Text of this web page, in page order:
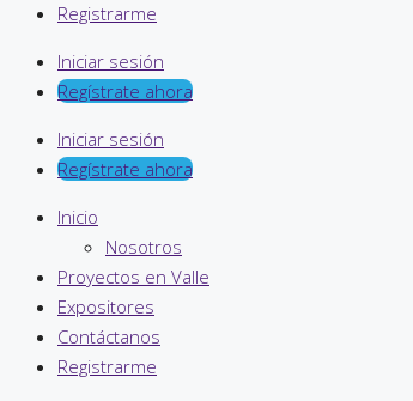
Registrarme
Iniciar sesión
Regístrate ahora
Iniciar sesión
Regístrate ahora
Inicio
Nosotros
Proyectos en Valle
Expositores
Contáctanos
Registrarme